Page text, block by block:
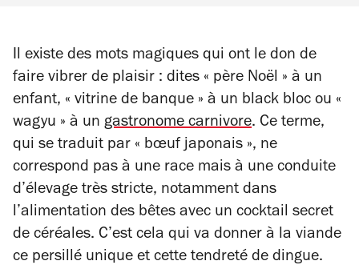
Il existe des mots magiques qui ont le don de
faire vibrer de plaisir : dites « père Noël » à un
enfant, « vitrine de banque » à un black bloc ou «
wagyu » à un gastronome carnivore. Ce terme,
qui se traduit par « bœuf japonais », ne
correspond pas à une race mais à une conduite
d’élevage très stricte, notamment dans
l’alimentation des bêtes avec un cocktail secret
de céréales. C’est cela qui va donner à la viande
ce persillé unique et cette tendreté de dingue.